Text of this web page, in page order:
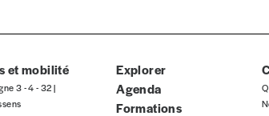
indicatif. De cette manière, vous soutenez le
et mobilité
3 - 4 - 32 |
Explorer
Agenda
Formations